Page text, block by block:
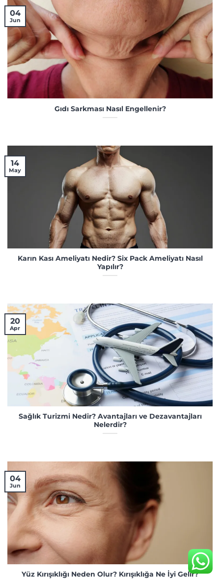
Gıdı Sarkması Nasıl Engellenir?
04
Jun
Karın Kası Ameliyatı Nedir? Six Pack Ameliyatı Nasıl
Yapılır?
14
May
Sağlık Turizmi Nedir? Avantajları ve Dezavantajları
Nelerdir?
20
Apr
Yüz Kırışıklığı Neden Olur? Kırışıklığa Ne İyi Gelir?
04
Jun